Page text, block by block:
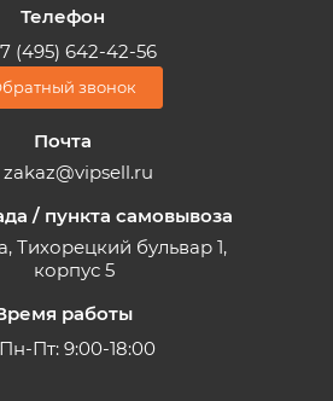
Телефон
(495) 642-42-56
звонок
Почта
zakaz@vipsell.ru
/ пункта самовывоза
Тихорецкий бульвар 1,
корпус 5
работы
Пн-Пт: 9:00-18:00